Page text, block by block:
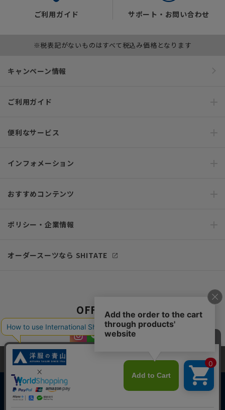
ご利用ガイド サポート・お問い合わせ
※税表記がないものはすべて税込み価格となります
キャンペーン情報
ご利用ガイド
便利なサービス
インフォメーション
おすすめコンテンツ
ポリシー・企業情報
オーダースーツなら SHITATE
OFFICIAL SNS
当サイトでは、快適な閲覧体験とコンテンツ改善のためにCookieを使用
しています。閲覧を続けることで、Cookieの使用に同意したものとみな
します。詳細については